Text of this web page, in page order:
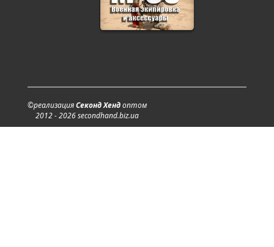
©реализацияСеконд Хендоптом
2012 - 2026 secondhand.biz.ua